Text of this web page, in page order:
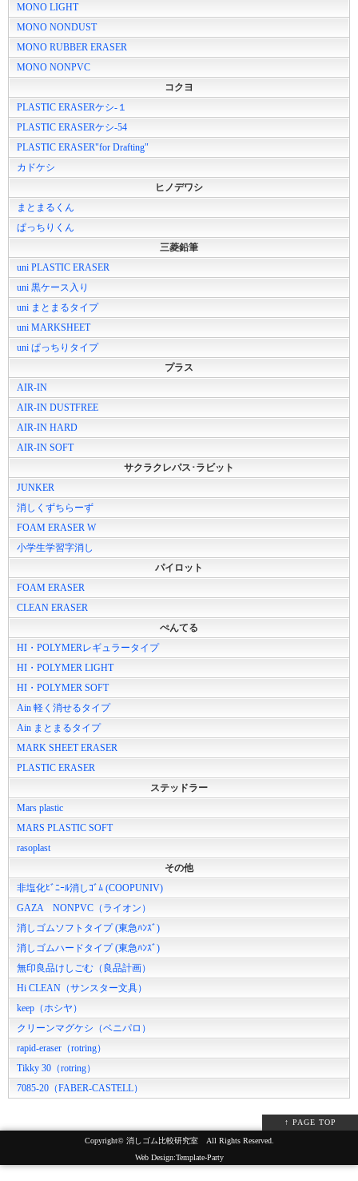
MONO LIGHT
MONO NONDUST
MONO RUBBER ERASER
MONO NONPVC
コクヨ
PLASTIC ERASERケシ‐１
PLASTIC ERASERケシ-54
PLASTIC ERASER"for Drafting"
カドケシ
ヒノデワシ
まとまるくん
ぱっちりくん
三菱鉛筆
uni PLASTIC ERASER
uni 黒ケース入り
uni まとまるタイプ
uni MARKSHEET
uni ぱっちりタイプ
プラス
AIR-IN
AIR-IN DUSTFREE
AIR-IN HARD
AIR-IN SOFT
サクラクレパス･ラビット
JUNKER
消しくずちらーず
FOAM ERASER W
小学生学習字消し
パイロット
FOAM ERASER
CLEAN ERASER
ぺんてる
HI・POLYMERレギュラータイプ
HI・POLYMER LIGHT
HI・POLYMER SOFT
Ain 軽く消せるタイプ
Ain まとまるタイプ
MARK SHEET ERASER
PLASTIC ERASER
ステッドラー
Mars plastic
MARS PLASTIC SOFT
rasoplast
その他
非塩化ﾋﾞﾆｰﾙ消しｺﾞﾑ (COOPUNIV)
GAZA NONPVC（ライオン）
消しゴムソフトタイプ (東急ﾊﾝｽﾞ)
消しゴムハードタイプ (東急ﾊﾝｽﾞ)
無印良品けしごむ（良品計画）
Hi CLEAN（サンスター文具）
keep（ホシヤ）
クリーンマグケシ（ベニパロ）
rapid-eraser（rotring）
Tikky 30（rotring）
7085-20（FABER-CASTELL）
↑ PAGE TOP
Copyright© 消しゴム比較研究室All Rights Reserved.
Web Design:Template-Party